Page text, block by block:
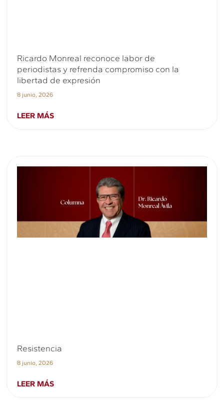
Ricardo Monreal reconoce labor de
periodistas y refrenda compromiso con la
libertad de expresión
8 junio, 2026
LEER MÁS
Resistencia
8 junio, 2026
LEER MÁS